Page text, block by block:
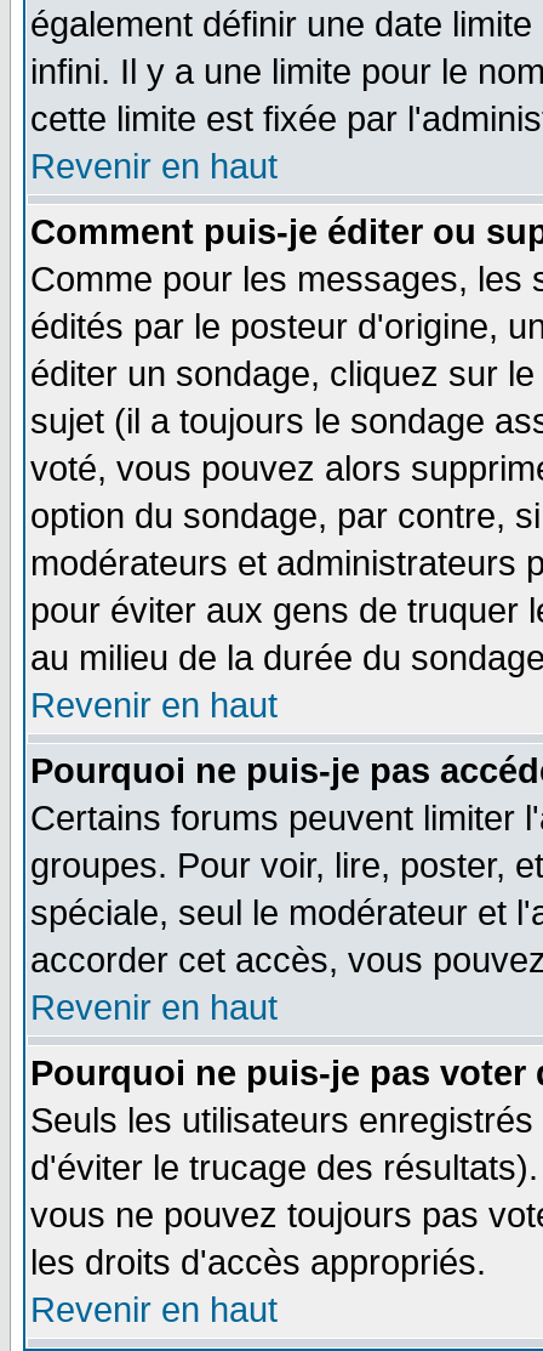
également définir une date
infini. Il y a une limite pour le
cette limite est fixée par
Revenir en haut
Comment puis-je éditer ou
Comme pour les messages, les
édités par le posteur d'origine,
éditer un sondage, cliquez sur
sujet (il a toujours le sondage
voté, vous pouvez alors
option du sondage, par contre,
modérateurs et administrateurs
pour éviter aux gens de truquer
au milieu de la durée du
Revenir en haut
Pourquoi ne puis-je pas
Certains forums peuvent limiter
groupes. Pour voir, lire, poster,
spéciale, seul le modérateur et
accorder cet accès, vous
Revenir en haut
Pourquoi ne puis-je pas voter
Seuls les utilisateurs
d'éviter le trucage des
vous ne pouvez toujours pas
les droits d'accès appropriés.
Revenir en haut